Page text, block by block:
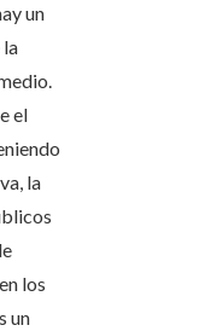
un
la
el
la
los
un